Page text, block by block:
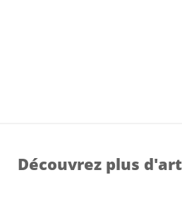
Découvrez plus